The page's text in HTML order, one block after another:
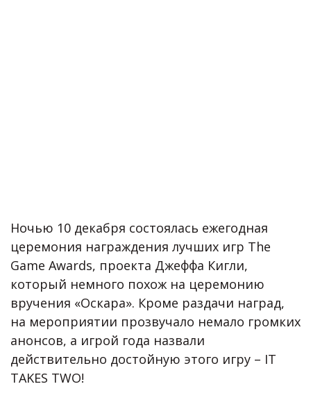
Ночью 10 декабря состоялась ежегодная
церемония награждения лучших игр The
Game Awards, проекта Джеффа Кигли,
который немного похож на церемонию
вручения «Оскара». Кроме раздачи наград,
на мероприятии прозвучало немало громких
анонсов, а игрой года назвали
действительно достойную этого игру – IT
TAKES TWO!